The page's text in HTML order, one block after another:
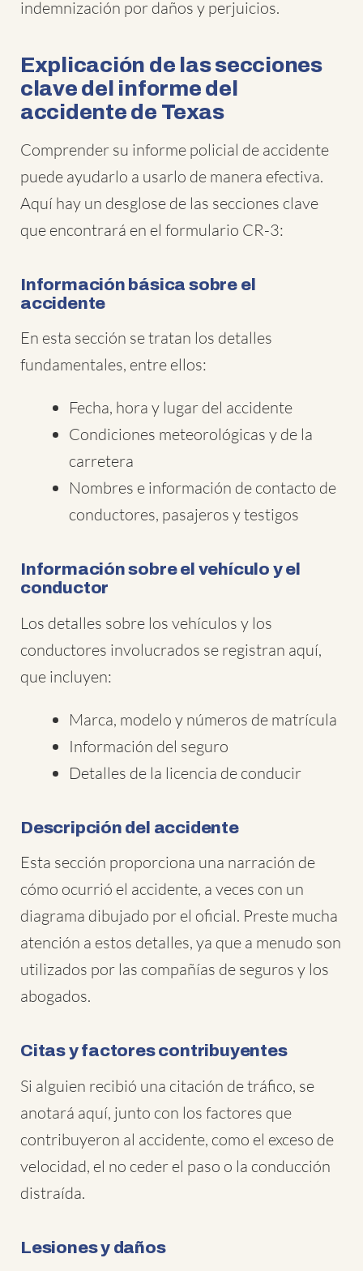
indemnización por daños y perjuicios.
Explicación de las secciones
clave del informe del
accidente de Texas
Comprender su informe policial de accidente
puede ayudarlo a usarlo de manera efectiva.
Aquí hay un desglose de las secciones clave
que encontrará en el formulario CR-3:
Información básica sobre el
accidente
En esta sección se tratan los detalles
fundamentales, entre ellos:
Fecha, hora y lugar del accidente
Condiciones meteorológicas y de la
carretera
Nombres e información de contacto de
conductores, pasajeros y testigos
Información sobre el vehículo y el
conductor
Los detalles sobre los vehículos y los
conductores involucrados se registran aquí,
que incluyen:
Marca, modelo y números de matrícula
Información del seguro
Detalles de la licencia de conducir
Descripción del accidente
Esta sección proporciona una narración de
cómo ocurrió el accidente, a veces con un
diagrama dibujado por el oficial. Preste mucha
atención a estos detalles, ya que a menudo son
utilizados por las compañías de seguros y los
abogados.
Citas y factores contribuyentes
Si alguien recibió una citación de tráfico, se
anotará aquí, junto con los factores que
contribuyeron al accidente, como el exceso de
velocidad, el no ceder el paso o la conducción
distraída.
Lesiones y daños